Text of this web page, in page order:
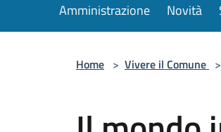
Amministrazione Novità
Home > Vivere il Comune >